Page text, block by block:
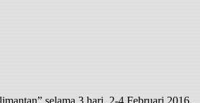
selama 3 hari, 2-4 Februari 2016.